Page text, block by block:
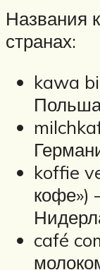
Названия
странах:
kawa
koffie
кофе»)
café